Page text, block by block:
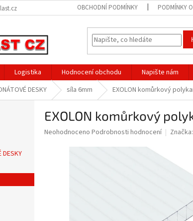
OBCHODNÍ PODMÍNKY PODMÍNKY
Logistika Hodnocení obchodu Napište nám
DESKY síla 6mm EXOLON komůrkový
DESKY
EXOLON komůrkový
Průměrné
Neohodnoceno Podrobnosti hodnocení Značka: